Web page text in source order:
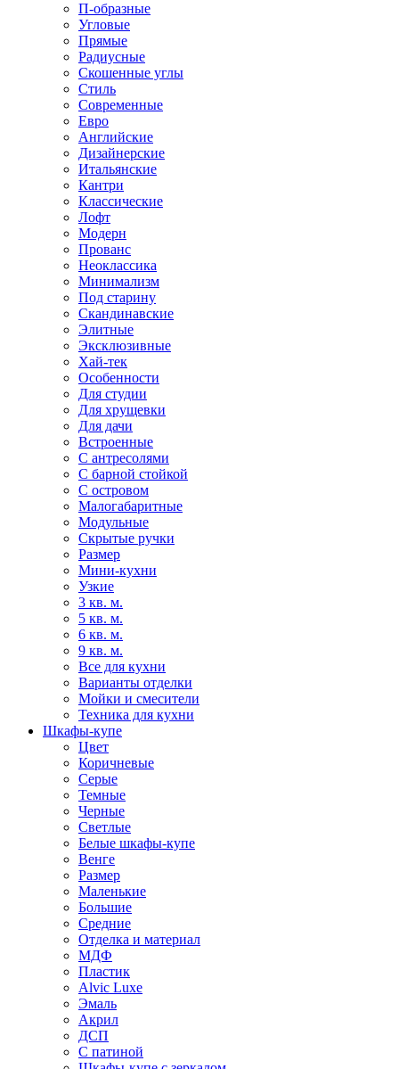
П-образные
Угловые
Прямые
Радиусные
Скошенные углы
Стиль
Современные
Евро
Английские
Дизайнерские
Итальянские
Кантри
Классические
Лофт
Модерн
Прованс
Неоклассика
Минимализм
Под старину
Скандинавские
Элитные
Эксклюзивные
Хай-тек
Особенности
Для студии
Для хрущевки
Для дачи
Встроенные
С антресолями
С барной стойкой
С островом
Малогабаритные
Модульные
Скрытые ручки
Размер
Мини-кухни
Узкие
3 кв. м.
5 кв. м.
6 кв. м.
9 кв. м.
Все для кухни
Варианты отделки
Мойки и смесители
Техника для кухни
Шкафы-купе
Цвет
Коричневые
Серые
Темные
Черные
Светлые
Белые шкафы-купе
Венге
Размер
Маленькие
Большие
Средние
Отделка и материал
МДФ
Пластик
Alvic Luxe
Эмаль
Акрил
ДСП
С патиной